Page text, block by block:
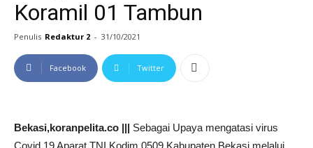
Koramil 01 Tambun
Penulis Redaktur 2 - 31/10/2021
Facebook Twitter
Bekasi,koranpelita.co ||| Sebagai Upaya mengatasi virus
Covid 19 Aparat TNI Kodim 0509 Kabupaten Bekasi melalui